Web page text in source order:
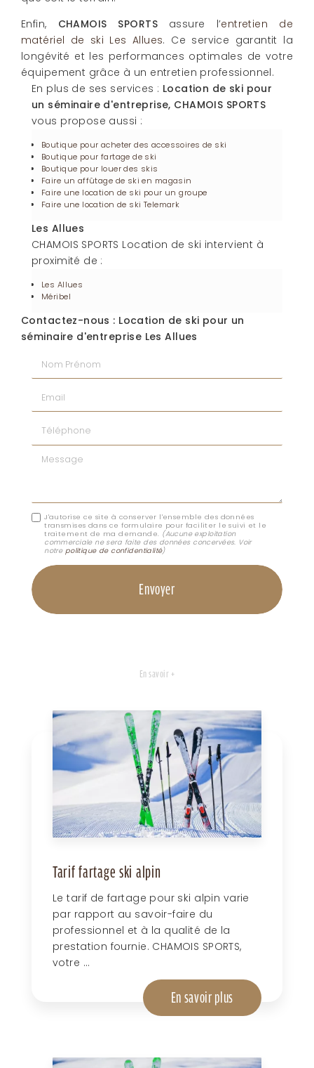
Enfin, CHAMOIS SPORTS assure l’entretien de
matériel de ski Les Allues. Ce service garantit la
longévité et les performances optimales de votre
équipement grâce à un entretien professionnel.
En plus de ses services : Location de ski pour
un séminaire d'entreprise, CHAMOIS SPORTS
vous propose aussi :
Boutique pour acheter des accessoires de ski
Boutique pour fartage de ski
Boutique pour louer des skis
Faire un affûtage de ski en magasin
Faire une location de ski pour un groupe
Faire une location de ski Telemark
Les Allues
CHAMOIS SPORTS Location de ski intervient à
proximité de :
Les Allues
Méribel
Contactez-nous : Location de ski pour un
séminaire d'entreprise Les Allues
Nom Prénom
Email
Téléphone
Message
J'autorise ce site à conserver l'ensemble des données
transmises dans ce formulaire pour faciliter le suivi et le
traitement de ma demande. (Aucune exploitation
commerciale ne sera faite des données concervées. Voir
notre politique de confidentialité)
En savoir +
Tarif fartage ski alpin
Le tarif de fartage pour ski alpin varie
par rapport au savoir-faire du
professionnel et à la qualité de la
prestation fournie. CHAMOIS SPORTS,
votre ...
En savoir plus